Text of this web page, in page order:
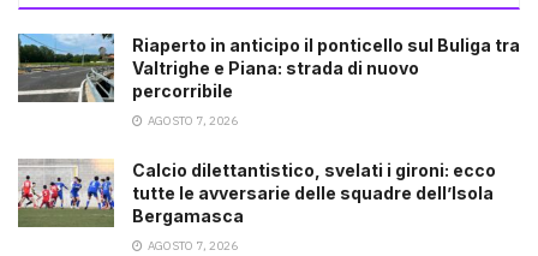
Riaperto in anticipo il ponticello sul Buliga tra
Valtrighe e Piana: strada di nuovo
percorribile
AGOSTO 7, 2026
Calcio dilettantistico, svelati i gironi: ecco
tutte le avversarie delle squadre dell’Isola
Bergamasca
AGOSTO 7, 2026